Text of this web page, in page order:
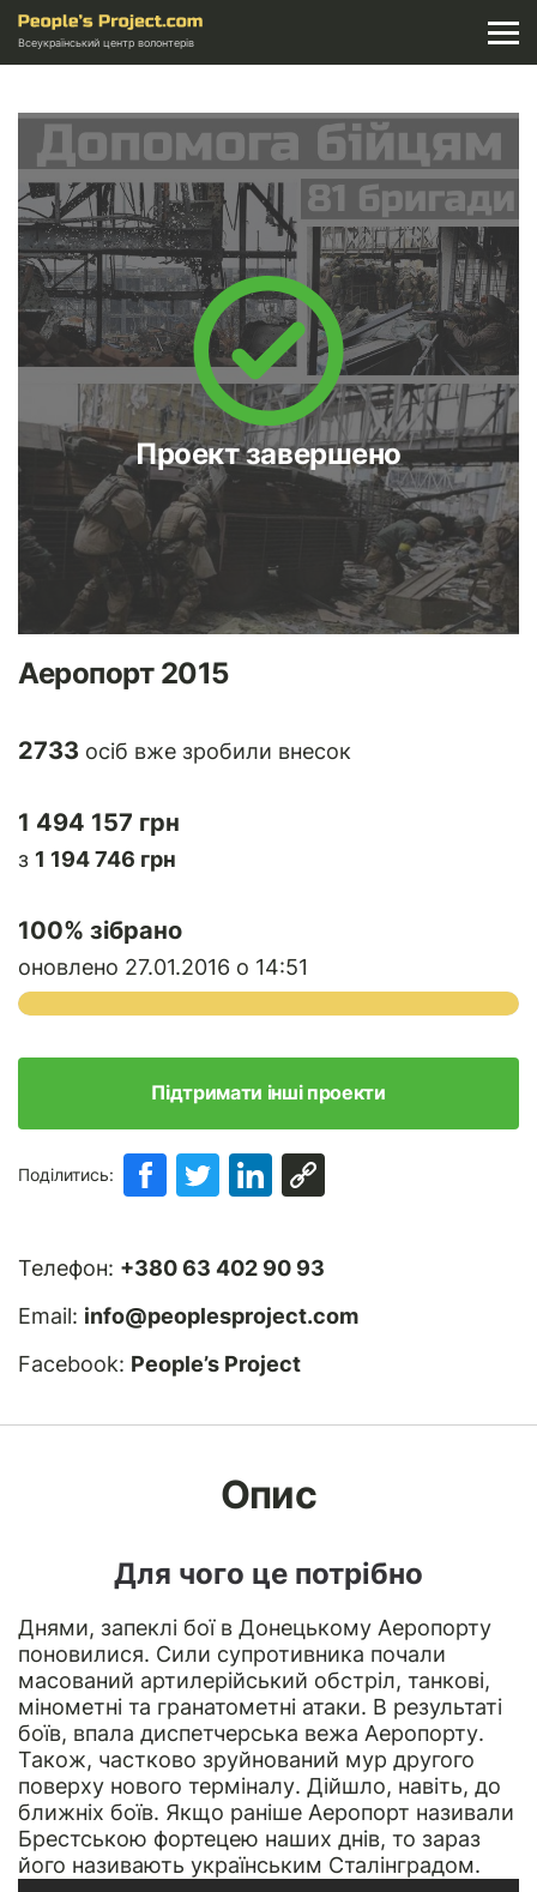
Всеукраїнський центр волонтерів
Проект завершено
Аеропорт 2015
2733 осіб вже зробили внесок
1 494 157 грн
з 1 194 746 грн
100% зібрано
оновлено 27.01.2016 о 14:51
Підтримати інші проекти
Поділитись:
Телефон: +380 63 402 90 93
Email: info@peoplesproject.com
Facebook: People’s Project
Опис
Для чого це потрібно
Днями, запеклі бої в Донецькому Аеропорту
поновилися. Сили супротивника почали
масований артилерійський обстріл, танкові,
мінометні та гранатометні атаки. В результаті
боїв, впала диспетчерська вежа Аеропорту.
Також, частково зруйнований мур другого
поверху нового терміналу. Дійшло, навіть, до
ближніх боїв. Якщо раніше Аеропорт називали
Брестською фортецею наших днів, то зараз
його називають українським Сталінградом.